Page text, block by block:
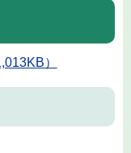
）